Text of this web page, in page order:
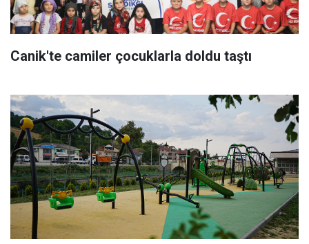
Canik'te camiler çocuklarla doldu taştı